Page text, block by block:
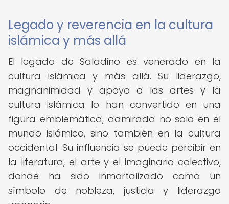
Legado y reverencia en la cultura
islámica y más allá
El legado de Saladino es venerado en la
cultura islámica y más allá. Su liderazgo,
magnanimidad y apoyo a las artes y la
cultura islámica lo han convertido en una
figura emblemática, admirada no solo en el
mundo islámico, sino también en la cultura
occidental. Su influencia se puede percibir en
la literatura, el arte y el imaginario colectivo,
donde ha sido inmortalizado como un
símbolo de nobleza, justicia y liderazgo